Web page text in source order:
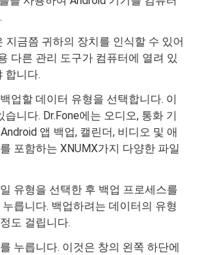
지금쯤 귀하의 장치를 인식할 수 있어
다른 관리 도구가 컴퓨터에 열려 있
합니다.
업할 데이터 유형을 선택합니다. 이
니다. Dr.Fone에는 오디오, 통화 기
앱 백업, 캘린더, 비디오 및 애
포함하는 XNUMX가지 다양한 파일
유형을 선택한 후 백업 프로세스를
릅니다. 백업하려는 데이터의 유형
도 걸립니다.
누릅니다. 이것은 창의 왼쪽 하단에